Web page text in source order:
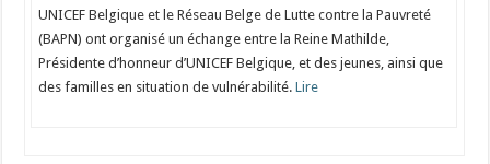
UNICEF Belgique et le Réseau Belge de Lutte contre la Pauvreté
(BAPN) ont organisé un échange entre la Reine Mathilde,
Présidente d’honneur d’UNICEF Belgique, et des jeunes, ainsi que
des familles en situation de vulnérabilité. Lire